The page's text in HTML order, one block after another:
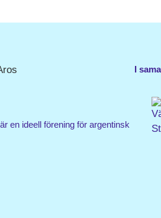
en ideell förening för argentinsk
I